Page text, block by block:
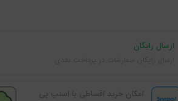
ارسال رایگان
امکان خرید اقساطی با اسنپ پی